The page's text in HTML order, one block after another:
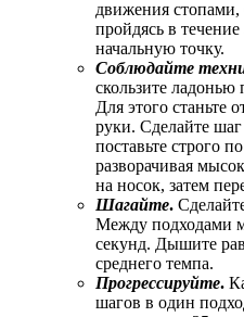
движения
пройдясь в
начальную точку.
Соблюдайте
скользите
Для этого станьте
руки. Сделайте
поставьте строго
разворачивая
на носок, затем
Шагайте.
Между подходами
секунд. Дышите
среднего темпа.
Прогрессируйте.
шагов в один